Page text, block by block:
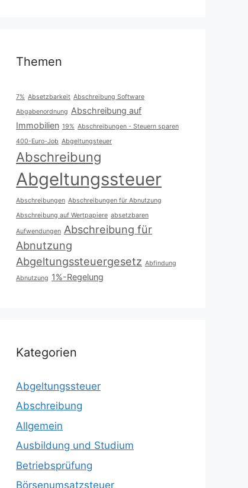
Themen
7% Absetzbarkeit Abschreibung Software
Abgabenordnung Abschreibung auf
Immobilien 19% Abschreibungen - Steuern sparen
400-Euro-Job Abgeltungsteuer
Abschreibung
Abgeltungssteuer
Abschreibungen Abschreibungen für Abnutzung
Abschreibung auf Wertpapiere absetzbaren
Aufwendungen Abschreibung für
Abnutzung
Abgeltungssteuergesetz Abfindung
Abnutzung 1%-Regelung
Kategorien
Abgeltungssteuer
Abschreibung
Allgemein
Ausbildung und Studium
Betriebsprüfung
Börsenumsatzsteuer